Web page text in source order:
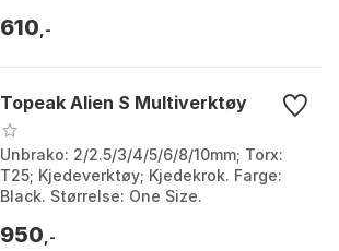
610 ,-
Topeak Alien S Multiverktøy
Unbrako: 2/2.5/3/4/5/6/8/10mm; Torx:
T25; Kjedeverktøy; Kjedekrok. Farge:
Black. Størrelse: One Size.
950 ,-